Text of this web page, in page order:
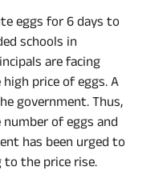
eggs for 6 days to
schools in
are facing
price of eggs. A
government. Thus,
of eggs and
has been urged to
to the price rise.